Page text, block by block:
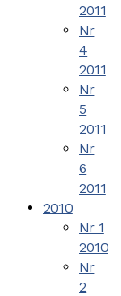
2011
Nr
4
2011
Nr
5
2011
Nr
6
2011
2010
Nr 1
2010
Nr
2